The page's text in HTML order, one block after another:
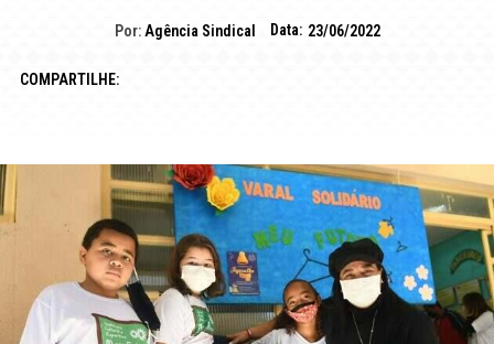
Por: Agência Sindical Data: 23/06/2022
COMPARTILHE: